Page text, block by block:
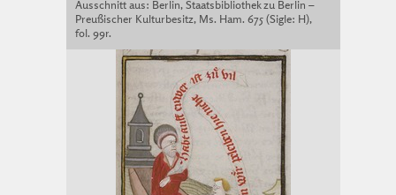
Ausschnitt aus: Berlin, Staatsbibliothek zu Berlin –
Preußischer Kulturbesitz, Ms. Ham. 675 (Sigle: H),
fol. 99r.